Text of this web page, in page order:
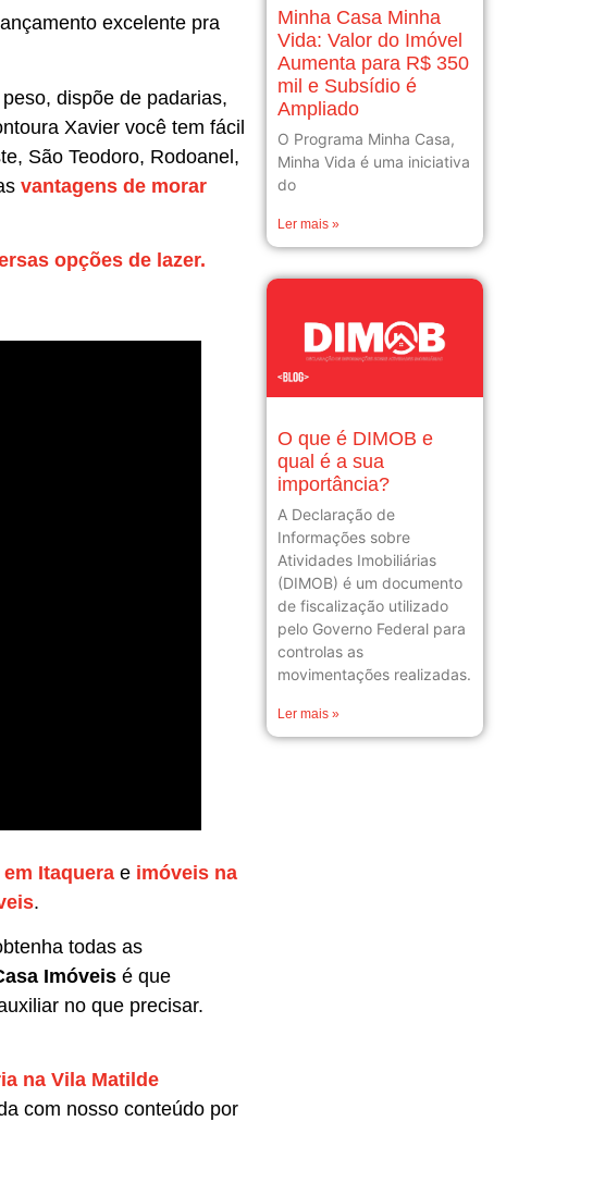
excelente pra
dispõe de padarias,
Xavier você tem fácil
São Teodoro, Rodoanel,
vantagens de morar
opções de lazer.
Itaquera e imóveis na
.
todas as
Imóveis é que
no que precisar.
na Vila Matilde
com nosso conteúdo por
Minha Casa Minha
Vida: Valor do Imóvel
Aumenta para R$ 350
mil e Subsídio é
Ampliado
O Programa Minha Casa,
Minha Vida é uma iniciativa
do
Ler mais »
O que é DIMOB e
qual é a sua
importância?
A Declaração de
Informações sobre
Atividades Imobiliárias
(DIMOB) é um documento
de fiscalização utilizado
pelo Governo Federal para
controlas as
movimentações realizadas.
Ler mais »